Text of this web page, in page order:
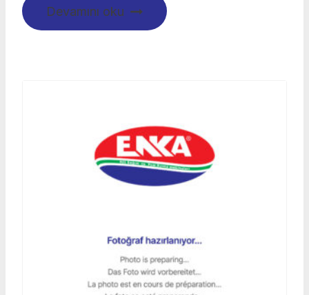
Devamını oku